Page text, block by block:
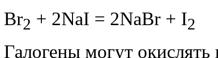
Br2 + 2NaI = 2NaBr + I2
Галогены могут